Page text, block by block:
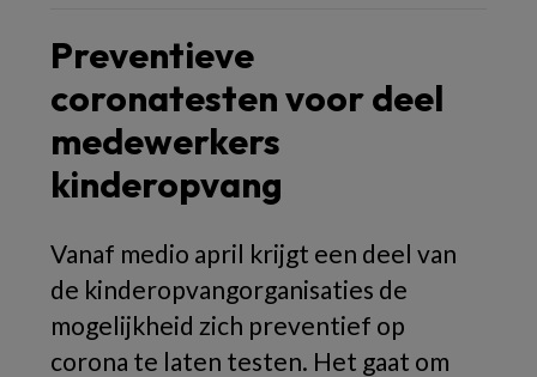
Preventieve
coronatesten voor deel
medewerkers
kinderopvang
Vanaf medio april krijgt een deel van
de kinderopvangorganisaties de
mogelijkheid zich preventief op
corona te laten testen. Het gaat om